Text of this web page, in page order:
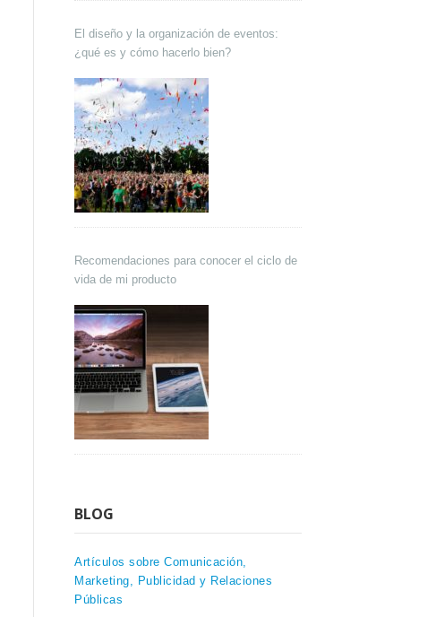
El diseño y la organización de eventos:
¿qué es y cómo hacerlo bien?
Recomendaciones para conocer el ciclo de
vida de mi producto
BLOG
Artículos sobre Comunicación,
Marketing, Publicidad y Relaciones
Públicas